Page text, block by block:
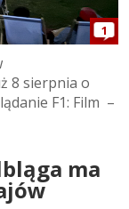
1
8 sierpnia o
F1: Film –
ma